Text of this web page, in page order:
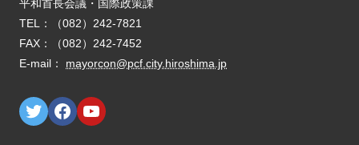
E-mail： mayorcon@pcf.city.hiroshima.jp